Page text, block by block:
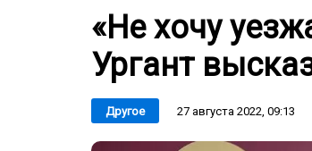
«Не хочу
Ургант
Другое 27 августа 2022, 09:13